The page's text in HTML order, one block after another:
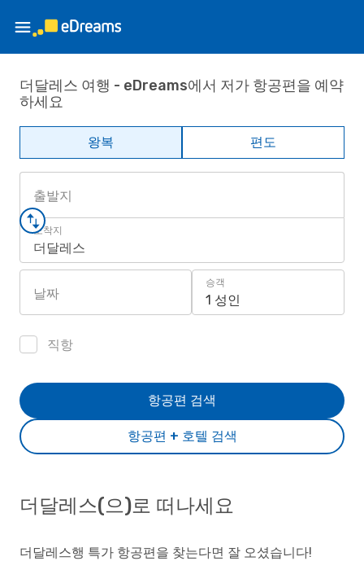
더달레스 여행 - eDreams에서 저가 항공편을 예약
하세요
왕복 편도
출발지
도착지
더달레스
날짜
승객
1 성인
직항
항공편 + 호텔 검색
항공편 검색
더달레스(으)로 떠나세요
더달레스행 특가 항공편을 찾는다면 잘 오셨습니다!